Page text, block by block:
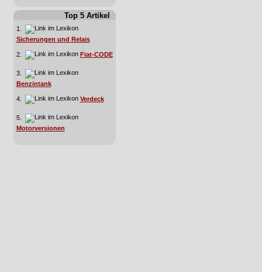
Top 5 Artikel
1.
Sicherungen und Relais
2. Fiat-CODE
3.
Benzintank
4. Verdeck
5.
Motorversionen